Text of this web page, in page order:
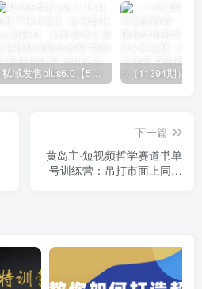
私域发售plus6.0【5月份线下课录音】/全域套装sop流程包，社群发售工具套装模型
下一篇
黄岛主·短视频哲学赛道书单
号训练营：吊打市面上同类